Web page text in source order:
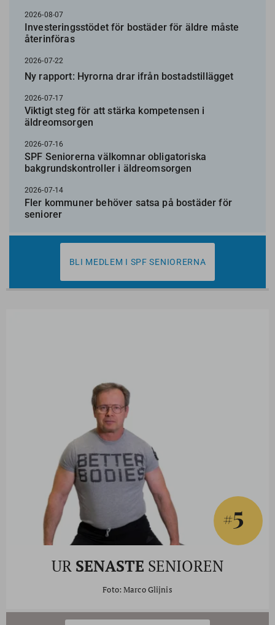
2026-08-07
Investeringsstödet för bostäder för äldre måste
återinföras
2026-07-22
Ny rapport: Hyrorna drar ifrån bostadstillägget
2026-07-17
Viktigt steg för att stärka kompetensen i
äldreomsorgen
2026-07-16
SPF Seniorerna välkomnar obligatoriska
bakgrundskontroller i äldreomsorgen
2026-07-14
Fler kommuner behöver satsa på bostäder för
seniorer
BLI MEDLEM I SPF SENIORERNA
#5
UR SENASTE SENIOREN
Foto: Marco Glijnis